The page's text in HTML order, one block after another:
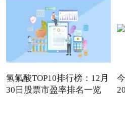
氢氟酸TOP10排行榜：12月
30日股票市盈率排名一览